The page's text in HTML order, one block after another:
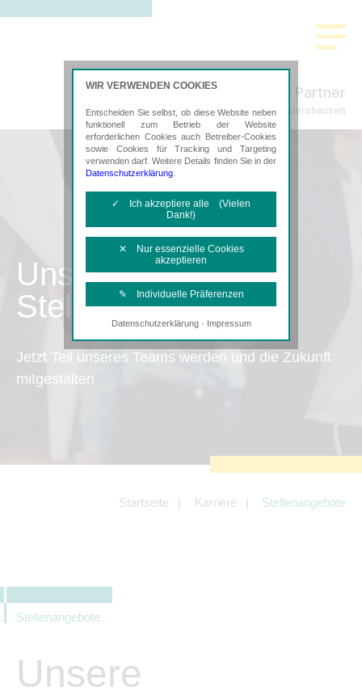
Freund & Partner
Steuerberatung in Sondershausen
Unsere
Stellenangebote
Jetzt Teil unseres Teams werden und die Zukunft
mitgestalten
Startseite Karriere Stellenangebote
Stellenangebote
Unsere
WIR VERWENDEN COOKIES
Entscheiden Sie selbst, ob diese Website neben
funktionell zum Betrieb der Website
erforderlichen Cookies auch Betreiber-Cookies
sowie Cookies für Tracking und Targeting
verwenden darf. Weitere Details finden Sie in der
Datenschutzerklärung
✓ Ich akzeptiere alle (Vielen
Dank!)
✕ Nur essenzielle Cookies
akzeptieren
✎ Individuelle Präferenzen
Notwendige Cookies
Diese Cookies sind erforderlich, um die
grundlegende Funktionalität der Website
Angebotes einschließlich der
Angeboten von z.B. Facebook und
LinkedIn.
Datenschutzerklärung· Impressum